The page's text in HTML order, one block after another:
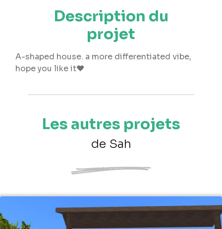
Description du
projet
A-shaped house. a more differentiated vibe,
hope you like it❤
Les autres projets
de Sah